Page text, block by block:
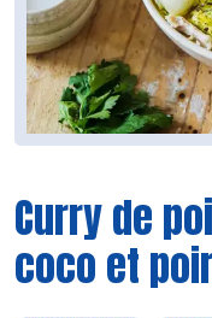
Curry de
coco et